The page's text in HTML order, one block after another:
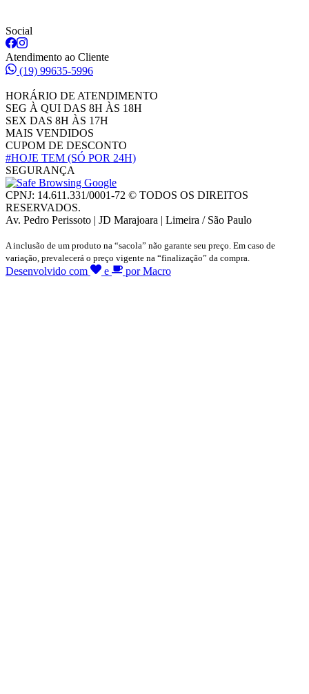
Social
Atendimento ao Cliente
(19) 99635-5996
HORÁRIO DE ATENDIMENTO
SEG À QUI DAS 8H ÀS 18H
SEX DAS 8H ÀS 17H
MAIS VENDIDOS
CUPOM DE DESCONTO
#HOJE TEM (SÓ POR 24H)
SEGURANÇA
CPNJ: 14.611.331/0001-72 © TODOS OS DIREITOS
RESERVADOS.
Av. Pedro Perissoto | JD Marajoara | Limeira / São Paulo
A inclusão de um produto na “sacola” não garante seu preço. Em caso de
variação, prevalecerá o preço vigente na “finalização” da compra.
Desenvolvido com e por Macro